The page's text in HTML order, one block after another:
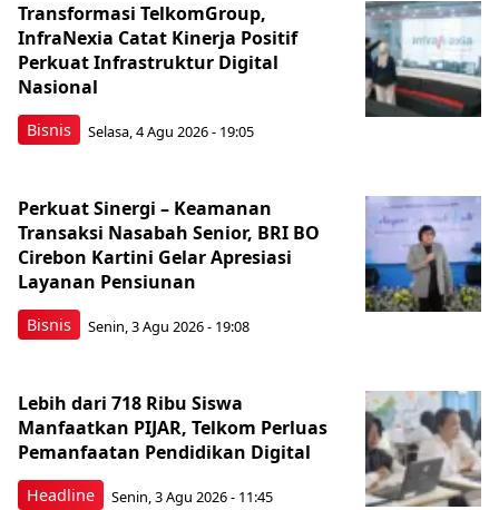
Bisnis
Transformasi TelkomGroup,
InfraNexia Catat Kinerja Positif
Perkuat Infrastruktur Digital
Nasional
Selasa, 4 Agu 2026 - 19:05
Bisnis
Perkuat Sinergi – Keamanan
Transaksi Nasabah Senior, BRI BO
Cirebon Kartini Gelar Apresiasi
Layanan Pensiunan
Senin, 3 Agu 2026 - 19:08
Headline
Lebih dari 718 Ribu Siswa
Manfaatkan PIJAR, Telkom Perluas
Pemanfaatan Pendidikan Digital
Senin, 3 Agu 2026 - 11:45